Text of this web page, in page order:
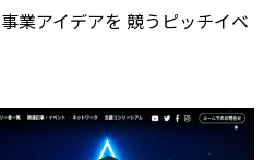
業アイデアを 競うピッチイベ